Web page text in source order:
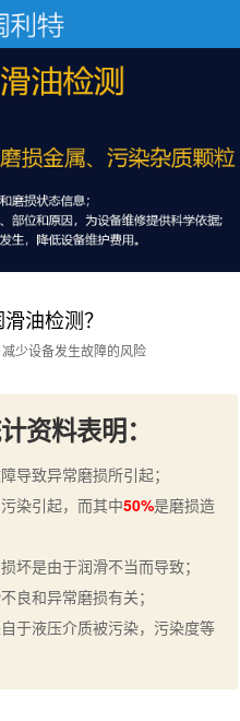
油检测？
少设备发生故障的风险
资料表明：
导致异常磨损所引起；
染引起，而其中50%是磨损造
坏是由于润滑不当而导致；
良和异常磨损有关；
于液压介质被污染，污染度等